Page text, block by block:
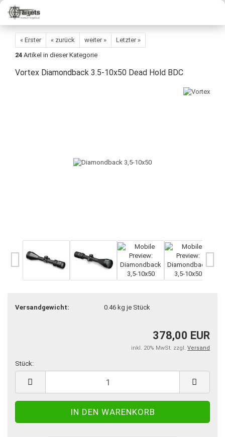
« Erster « zurück weiter »
Letzter »
24 Artikel in dieser Kategorie
Vortex Diamondback 3.5-10x50 Dead Hold BDC
Versandgewicht: 0.46kg je Stück
378,00 EUR
inkl. 20% MwSt. zzgl. Versand
Stück:
Stück